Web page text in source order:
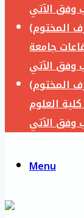
المختوم)
جامعة
المختوم)
العلوم
Menu